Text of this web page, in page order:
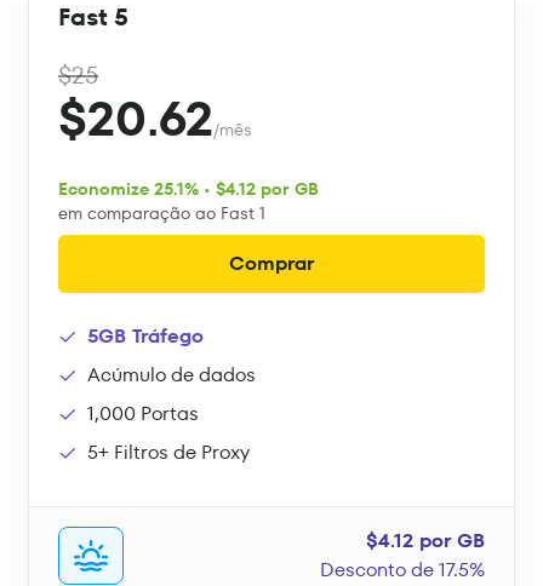
Fast 5
$25
$20.62/mês
Economize 25.1% • $4.12 por GB
em comparação ao Fast 1
Comprar
5GB Tráfego
Acúmulo de dados
1,000 Portas
5+ Filtros de Proxy
$4.12 por GB
Desconto de 17.5%